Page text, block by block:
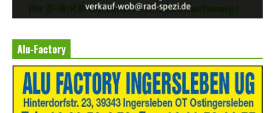
Alu-Factory